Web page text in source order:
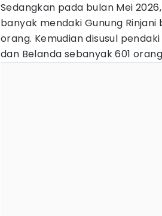
Sedangkan pada bulan Mei
banyak mendaki Gunung
orang. Kemudian disusul
dan Belanda sebanyak 601